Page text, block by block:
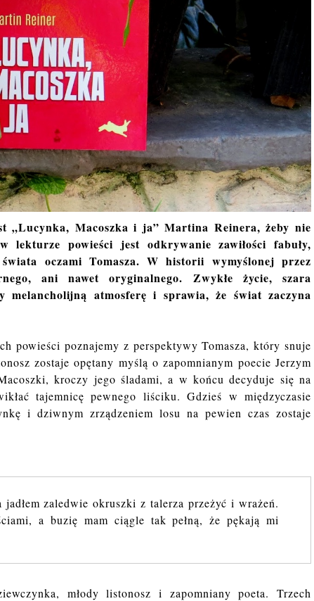
„Lucynka, Macoszka i ja” Martina Reinera, żeby nie
powieści jest odkrywanie zawiłości fabuły,
oczami Tomasza. W historii wymyślonej przez
ani nawet oryginalnego. Zwykłe życie, szara
melancholijną atmosferę i sprawia, że świat zaczyna
powieści poznajemy z perspektywy Tomasza, który snuje
zostaje opętany myślą o zapomnianym poecie Jerzym
kroczy jego śladami, a w końcu decyduje się na
tajemnicę pewnego liściku. Gdzieś w międzyczasie
i dziwnym zrządzeniem losu na pewien czas zostaje
jadłem zaledwie okruszki z talerza przeżyć i wrażeń.
a buzię mam ciągle tak pełną, że pękają mi
młody listonosz i zapomniany poeta. Trzech